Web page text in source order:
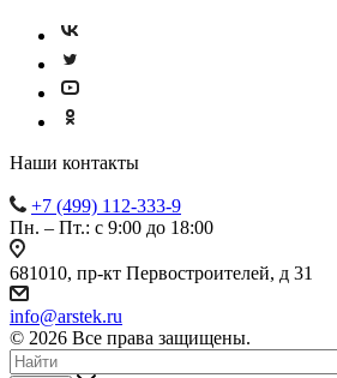
Наши контакты
+7 (499) 112-333-9
Пн. – Пт.: с 9:00 до 18:00
681010, пр-кт Первостроителей, д 31
info@arstek.ru
© 2026 Все права защищены.